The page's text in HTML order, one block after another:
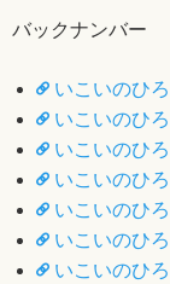
バックナンバー
いこいのひ
いこいのひ
いこいのひ
いこいのひ
いこいのひ
いこいのひ
いこいのひ